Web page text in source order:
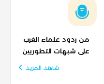
من ردود علماء الغرب
على شبهات التطوريين
شاهد المزيد